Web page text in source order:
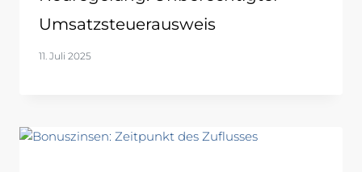
Umsatzsteuerausweis
11. Juli 2025